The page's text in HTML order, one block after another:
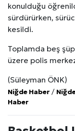
konulduğu
sürdürürken,
kesildi.
Toplamda beş
üzere polis
(Süleyman ÖNK)
Niğde Haber /
Haber